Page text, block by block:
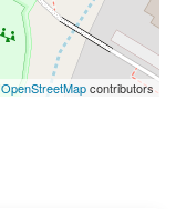
OpenStreetMapcontributors